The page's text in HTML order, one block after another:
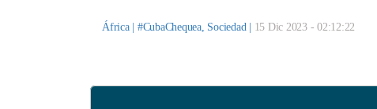
#CubaChequea, Sociedad 15 Dic 2023 - 02:12:22